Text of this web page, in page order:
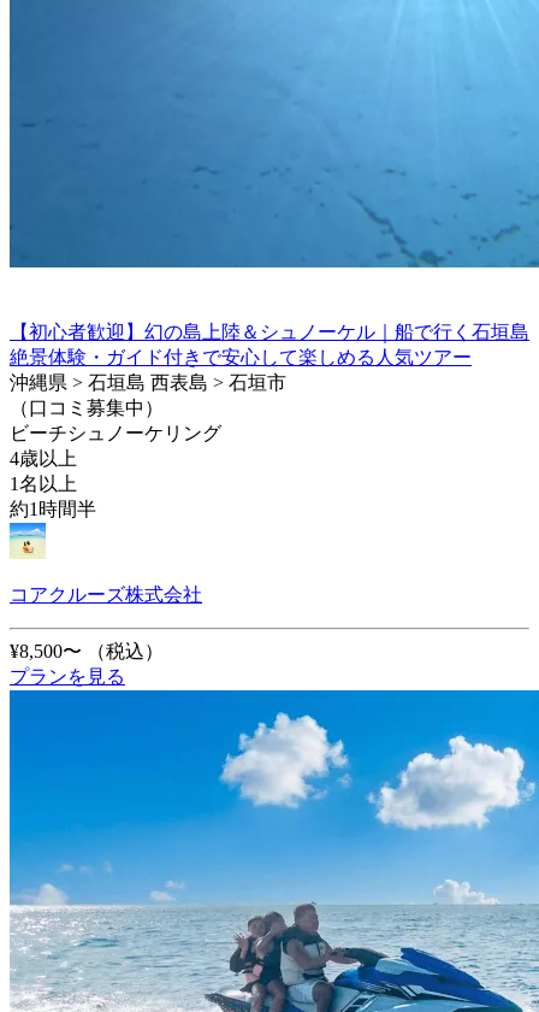
【初心者歓迎】幻の島上陸＆シュノーケル｜船で行く石垣島
絶景体験・ガイド付きで安心して楽しめる人気ツアー
沖縄県 > 石垣島 西表島 > 石垣市
（口コミ募集中）
ビーチシュノーケリング
4歳以上
1名以上
約1時間半
コアクルーズ株式会社
¥8,500〜
（税込）
プランを見る